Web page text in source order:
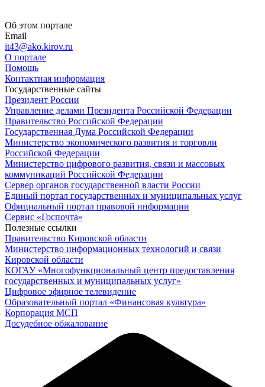
Об этом портале
Email
it43@ako.kirov.ru
О портале
Помощь
Контактная информация
Государственные сайты
Президент России
Управление делами Президента Российской Федерации
Правительство Российской Федерации
Государственная Дума Российской Федерации
Министерство экономического развития и торговли
Российской Федерации
Министерство цифрового развития, связи и массовых
коммуникаций Российской Федерации
Сервер органов государственной власти России
Единый портал государственных и муниципальных услуг
Официальный портал правовой информации
Cервис «Госпочта»
Полезные ссылки
Правительство Кировской области
Министерство информационных технологий и связи
Кировской области
КОГАУ «Многофункциональный центр предоставления
государственных и муниципальных услуг»
Цифровое эфирное телевидение
Образовательный портал «Финансовая культура»
Корпорация МСП
Досудебное обжалование